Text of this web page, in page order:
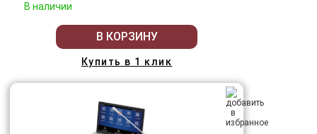
В наличии
В КОРЗИНУ
Купить в 1 клик